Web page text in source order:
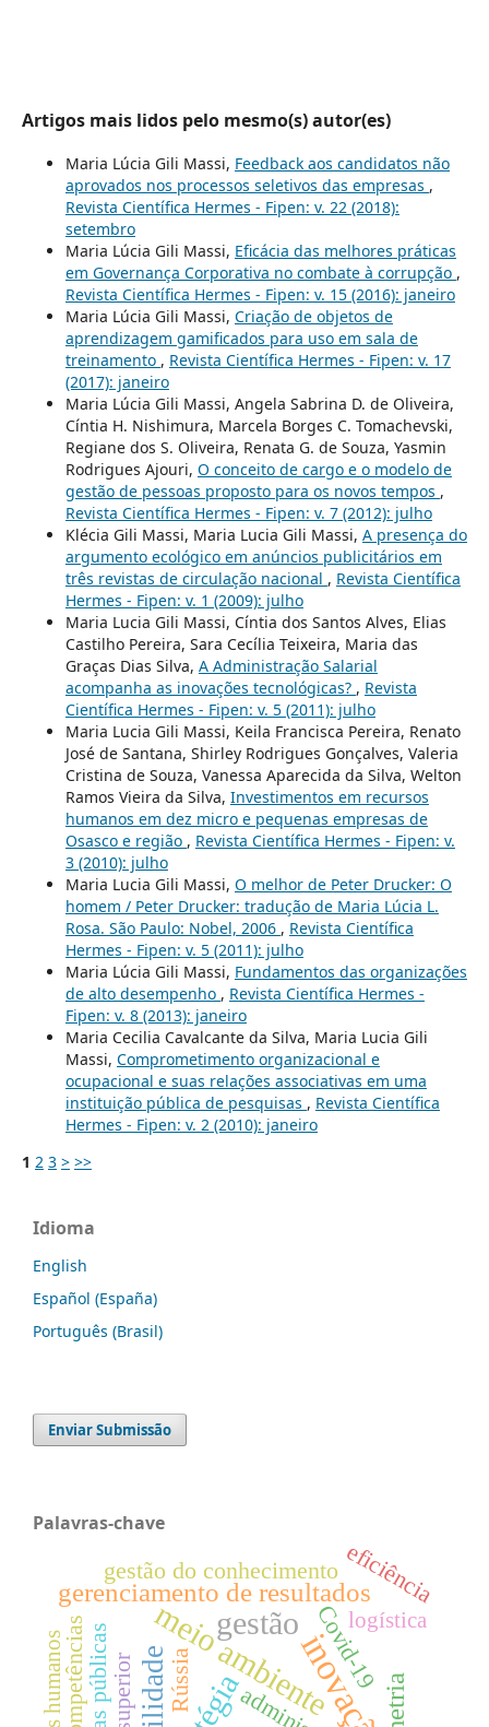
Artigos mais lidos pelo mesmo(s) autor(es)
Maria Lúcia Gili Massi, Feedback aos candidatos não
aprovados nos processos seletivos das empresas ,
Revista Científica Hermes - Fipen: v. 22 (2018):
setembro
Maria Lúcia Gili Massi, Eficácia das melhores práticas
em Governança Corporativa no combate à corrupção ,
Revista Científica Hermes - Fipen: v. 15 (2016): janeiro
Maria Lúcia Gili Massi, Criação de objetos de
aprendizagem gamificados para uso em sala de
treinamento , Revista Científica Hermes - Fipen: v. 17
(2017): janeiro
Maria Lúcia Gili Massi, Angela Sabrina D. de Oliveira,
Cí­ntia H. Nishimura, Marcela Borges C. Tomachevski,
Regiane dos S. Oliveira, Renata G. de Souza, Yasmin
Rodrigues Ajouri, O conceito de cargo e o modelo de
gestão de pessoas proposto para os novos tempos ,
Revista Científica Hermes - Fipen: v. 7 (2012): julho
Klécia Gili Massi, Maria Lucia Gili Massi, A presença do
argumento ecológico em anúncios publicitários em
três revistas de circulação nacional , Revista Científica
Hermes - Fipen: v. 1 (2009): julho
Maria Lucia Gili Massi, Cíntia dos Santos Alves, Elias
Castilho Pereira, Sara Cecília Teixeira, Maria das
Graças Dias Silva, A Administração Salarial
acompanha as inovações tecnológicas? , Revista
Científica Hermes - Fipen: v. 5 (2011): julho
Maria Lucia Gili Massi, Keila Francisca Pereira, Renato
José de Santana, Shirley Rodrigues Gonçalves, Valeria
Cristina de Souza, Vanessa Aparecida da Silva, Welton
Ramos Vieira da Silva, Investimentos em recursos
humanos em dez micro e pequenas empresas de
Osasco e região , Revista Científica Hermes - Fipen: v.
3 (2010): julho
Maria Lucia Gili Massi, O melhor de Peter Drucker: O
homem / Peter Drucker: tradução de Maria Lúcia L.
Rosa. São Paulo: Nobel, 2006 , Revista Científica
Hermes - Fipen: v. 5 (2011): julho
Maria Lúcia Gili Massi, Fundamentos das organizações
de alto desempenho , Revista Científica Hermes -
Fipen: v. 8 (2013): janeiro
Maria Cecilia Cavalcante da Silva, Maria Lucia Gili
Massi, Comprometimento organizacional e
ocupacional e suas relações associativas em uma
instituição pública de pesquisas , Revista Científica
Hermes - Fipen: v. 2 (2010): janeiro
1 2 3 > >>
Idioma
English
Español (España)
Português (Brasil)
Enviar Submissão
Palavras-chave
inovação
meio ambiente
gestão
gerenciamento de resultados
Covid-19
competências
gestão do conhecimentoeficiência
Rússia
logística